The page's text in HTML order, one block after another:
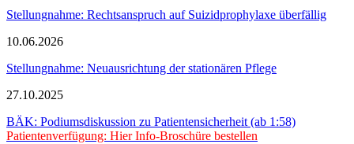
Stellungnahme: Rechtsanspruch auf Suizidprophylaxe überfällig
10.06.2026
Stellungnahme: Neuausrichtung der stationären Pflege
27.10.2025
BÄK: Podiumsdiskussion zu Patientensicherheit (ab 1:58)
Patientenverfügung: Hier Info-Broschüre bestellen